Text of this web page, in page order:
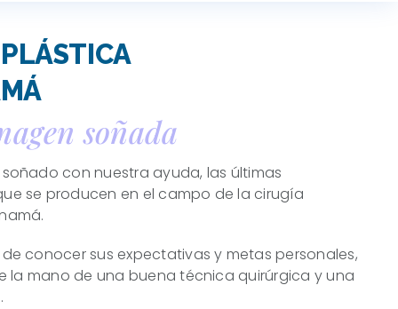
con nuestra ayuda, las últimas
se producen en el campo de la cirugía
conocer sus expectativas y metas personales,
la mano de una buena técnica quirúrgica y una